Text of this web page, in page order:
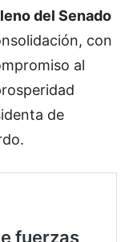
del Senado
con
al
de